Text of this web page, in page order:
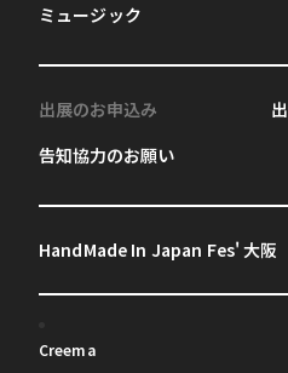
ミュージック
出展のお申込み
告知協力のお願い
HandMade In Japan Fes' 大阪
Creema